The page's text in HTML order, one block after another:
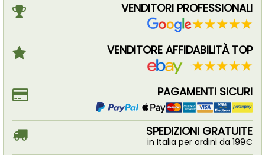
VENDITORI PROFESSIONALI
VENDITORE AFFIDABILITÀ TOP
PAGAMENTI SICURI
SPEDIZIONI GRATUITE
in Italia per ordini da 199€